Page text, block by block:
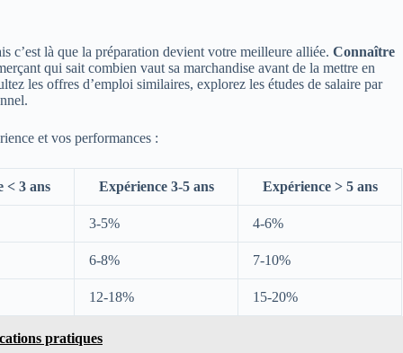
là que la préparation devient votre meilleure alliée. Connaître
qui sait combien vaut sa marchandise avant de la mettre en
les offres d’emploi similaires, explorez les études de salaire par
et vos performances :
< 3 ans Expérience 3-5 ans Expérience > 5 ans
3-5% 4-6%
6-8% 7-10%
12-18% 15-20%
pratiques